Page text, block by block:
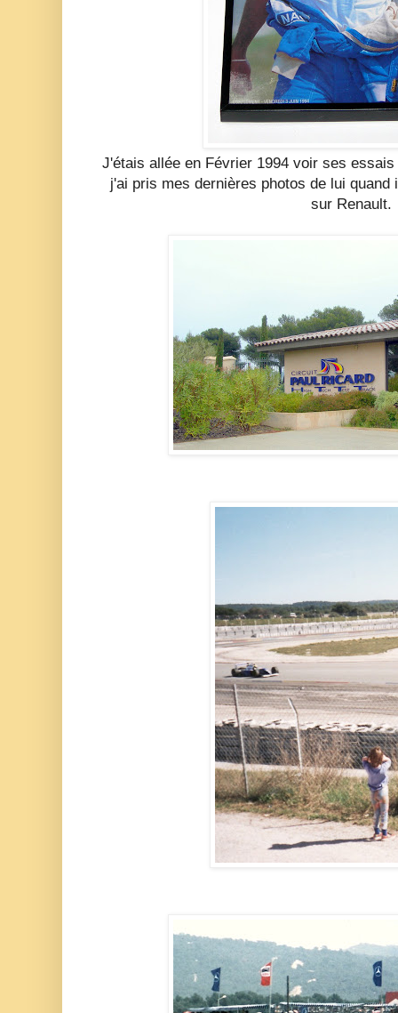
J'étais allée en Février 1994 voir ses
j'ai pris mes dernières photos de lui
sur Renault.